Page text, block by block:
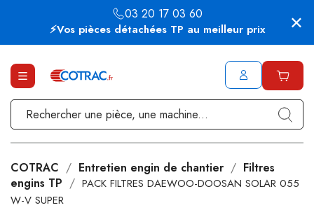
⚡Vos pièces détachées TP au meilleur prix
03 20 17 03 60
COTRAC Entretien engin de chantier
Filtres
engins TP
PACK FILTRES DAEWOO-DOOSAN SOLAR 055
W-V SUPER